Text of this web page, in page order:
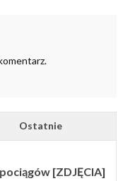
Ostatnie
[ZDJĘCIA]